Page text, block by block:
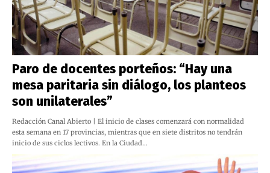
Paro de docentes porteños: “Hay una
mesa paritaria sin diálogo, los planteos
son unilaterales”
Redacción Canal Abierto | El inicio de clases comenzará con normalidad
esta semana en 17 provincias, mientras que en siete distritos no tendrán
inicio de sus ciclos lectivos. En la Ciudad…